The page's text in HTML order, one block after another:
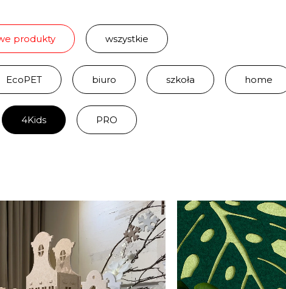
produkty wszystkie
EcoPET biuro szkoła home
4Kids PRO